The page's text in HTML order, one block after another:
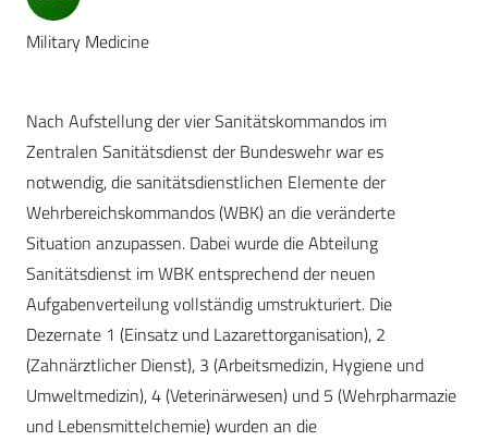
Military Medicine
Nach Aufstellung der vier Sanitätskommandos im
Zentralen Sanitätsdienst der Bundeswehr war es
notwendig, die sanitätsdienstlichen Elemente der
Wehrbereichskommandos (WBK) an die veränderte
Situation anzupassen. Dabei wurde die Abteilung
Sanitätsdienst im WBK entsprechend der neuen
Aufgabenverteilung vollständig umstrukturiert. Die
Dezernate 1 (Einsatz und Lazarettorganisation), 2
(Zahnärztlicher Dienst), 3 (Arbeitsmedizin, Hygiene und
Umweltmedizin), 4 (Veterinärwesen) und 5 (Wehrpharmazie
und Lebensmittelchemie) wurden an die